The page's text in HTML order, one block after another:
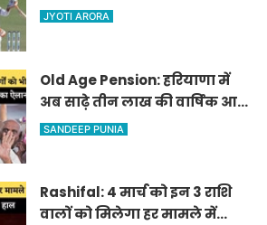
जडेजा, ऐसा करने वाले बने मात्र
JYOTI ARORA
Old Age Pension: हरियाणा में
अब साढ़े तीन लाख की वार्षिक आय
वाले बुजुर्गों को भी मिलेगी बुढ़ापा
SANDEEP PUNIA
Rashifal: 4 मार्च को इन 3 राशि
वालों को मिलेगा हर मामले में